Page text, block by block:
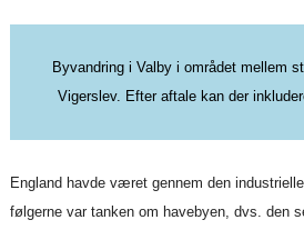
Byvandring i Valby i området mellem
Vigerslev. Efter aftale kan der
England havde været gennem den
følgerne var tanken om havebyen, dvs. den